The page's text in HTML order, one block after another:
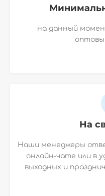
на данный
На
Наши менеджеры
онлайн-чате или в
выходных и